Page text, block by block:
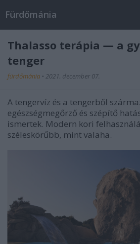
Fürdőmánia
Thalasso terápia — a
tenger
fürdőmánia • 2021. december 07.
A tengervíz és a tengerből
egészségmegőrző és szépítő
ismertek. Modern kori
széleskörűbb, mint valaha.